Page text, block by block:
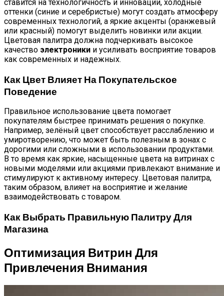
ставится на технологичность и инновации, холодные
оттенки (синие и серебристые) могут создать атмосферу
современных технологий, а яркие акценты (оранжевый
или красный) помогут выделить новинки или акции.
Цветовая палитра должна подчеркивать высокое
качество электроники и усиливать восприятие товаров
как современных и надежных.
Как Цвет Влияет На Покупательское
Поведение
Правильное использование цвета помогает
покупателям быстрее принимать решения о покупке.
Например, зелёный цвет способствует расслаблению и
умиротворению, что может быть полезным в зонах с
дорогими или сложными в использовании продуктами.
В то время как яркие, насыщенные цвета на витринах с
новыми моделями или акциями привлекают внимание и
стимулируют к активному интересу. Цветовая палитра,
таким образом, влияет на восприятие и желание
взаимодействовать с товаром.
Как Выбрать Правильную Палитру Для
Магазина
Оптимизация Витрин Для
Привлечения Внимания